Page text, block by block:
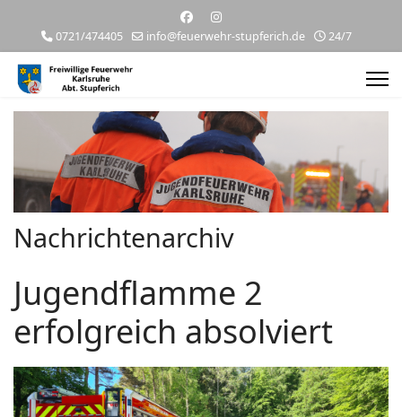
0721/474405 info@feuerwehr-stupferich.de 24/7
Nachrichtenarchiv
Jugendflamme 2
erfolgreich absolviert